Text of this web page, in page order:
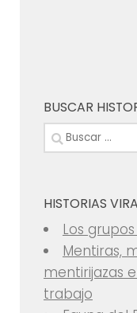
BUSCAR
Buscar:
HISTORIAS
Los
Mentiras,
mentirijazas
trabajo